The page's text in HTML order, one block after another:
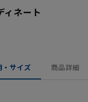
ィネート
・サイズ 商品詳細